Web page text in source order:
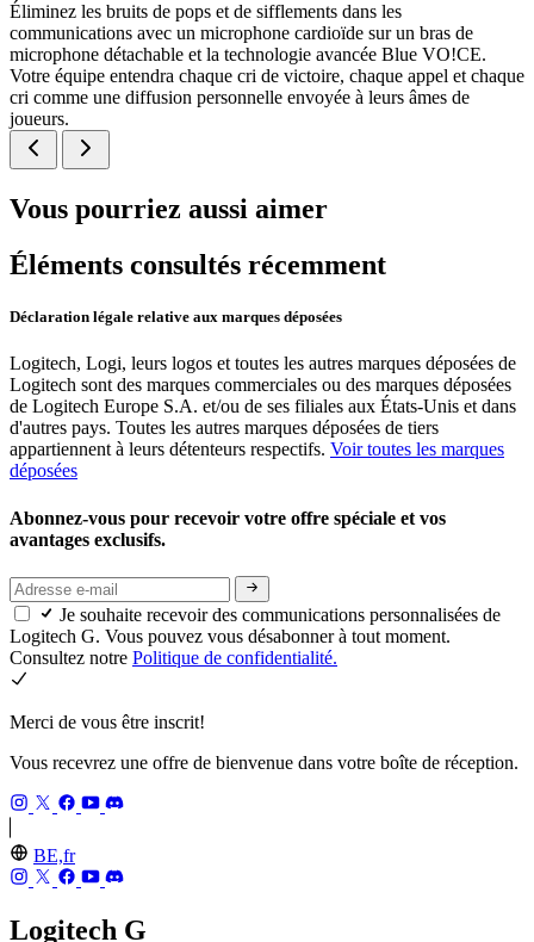
Éliminez les bruits de pops et de sifflements dans les
communications avec un microphone cardioïde sur un bras de
microphone détachable et la technologie avancée Blue VO!CE.
Votre équipe entendra chaque cri de victoire, chaque appel et chaque
cri comme une diffusion personnelle envoyée à leurs âmes de
joueurs.
Vous pourriez aussi aimer
Éléments consultés récemment
Déclaration légale relative aux marques déposées
Logitech, Logi, leurs logos et toutes les autres marques déposées de
Logitech sont des marques commerciales ou des marques déposées
de Logitech Europe S.A. et/ou de ses filiales aux États-Unis et dans
d'autres pays. Toutes les autres marques déposées de tiers
appartiennent à leurs détenteurs respectifs. Voir toutes les marques
déposées
Abonnez-vous pour recevoir votre offre spéciale et vos
avantages exclusifs.
Je souhaite recevoir des communications personnalisées de
Logitech G. Vous pouvez vous désabonner à tout moment.
Consultez notre Politique de confidentialité.
Merci de vous être inscrit!
Vous recevrez une offre de bienvenue dans votre boîte de réception.
BE,fr
Logitech G